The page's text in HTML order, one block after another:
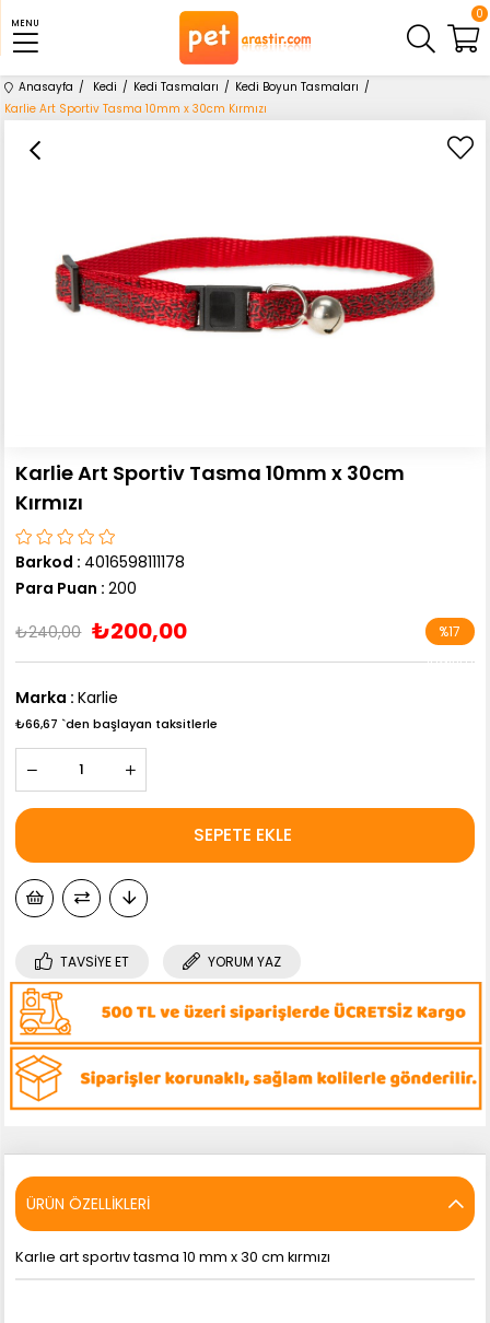
MENU
0
Anasayfa Kedi Kedi Tasmaları
Kedi Boyun Tasmaları
Karlie Art Sportiv Tasma 10mm x 30cm Kırmızı
Karlie Art Sportiv Tasma 10mm x 30cm
Kırmızı
Barkod : 4016598111178
Para Puan : 200
₺240,00 ₺200,00 %17
İndirim
Marka : Karlie
₺66,67 `den başlayan taksitlerle
TAVSIYE ET YORUM YAZ
ÜRÜN ÖZELLIKLERI
Karlıe art sportıv tasma 10 mm x 30 cm kırmızı